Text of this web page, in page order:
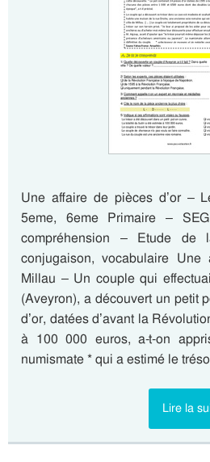
Une affaire de pièces d’or –
5eme, 6eme Primaire –
compréhension – Etude de
conjugaison, vocabulaire Une
Millau – Un couple qui
(Aveyron), a découvert un petit
d’or, datées d’avant la
à 100 000 euros, a-t-on
numismate * qui a estimé le
Lire la